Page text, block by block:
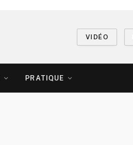
VIDÉO
PRATIQUE